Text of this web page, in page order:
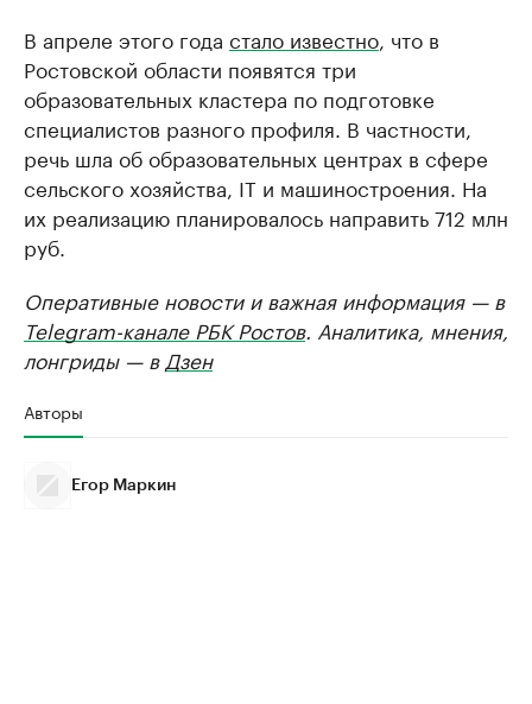
В апреле этого года стало известно , что в
Ростовской области появятся три
образовательных кластера по подготовке
специалистов разного профиля. В частности,
речь шла об образовательных центрах в сфере
сельского хозяйства, IT и машиностроения. На
их реализацию планировалось направить 712 млн
руб.
Оперативные новости и важная информация — в
Telegram-канале РБК Ростов. Аналитика, мнения,
лонгриды — в Дзен
Авторы
Егор Маркин